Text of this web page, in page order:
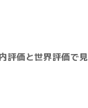
評価と世界評価で